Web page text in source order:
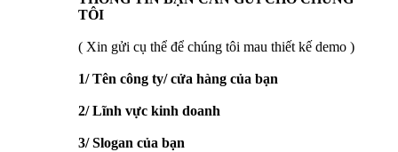
TÔI
( Xin gửi cụ thể để chúng tôi mau thiết kế demo )
1/ Tên công ty/ cửa hàng của bạn
2/ Lĩnh vực kinh doanh
3/ Slogan của bạn